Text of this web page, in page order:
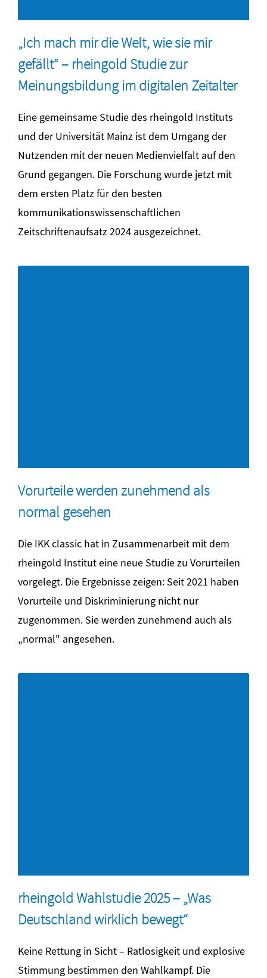
„Ich mach mir die Welt, wie sie mir
gefällt“ – rheingold Studie zur
Meinungsbildung im digitalen Zeitalter
Eine gemeinsame Studie des rheingold Instituts
und der Universität Mainz ist dem Umgang der
Nutzenden mit der neuen Medienvielfalt auf den
Grund gegangen. Die Forschung wurde jetzt mit
dem ersten Platz für den besten
kommunikationswissenschaftlichen
Zeitschriftenaufsatz 2024 ausgezeichnet.
Vorurteile werden zunehmend als
normal gesehen
Die IKK classic hat in Zusammenarbeit mit dem
rheingold Institut eine neue Studie zu Vorurteilen
vorgelegt. Die Ergebnisse zeigen: Seit 2021 haben
Vorurteile und Diskriminierung nicht nur
zugenommen. Sie werden zunehmend auch als
„normal" angesehen.
rheingold Wahlstudie 2025 – „Was
Deutschland wirklich bewegt“
Keine Rettung in Sicht – Ratlosigkeit und explosive
Stimmung bestimmen den Wahlkampf. Die